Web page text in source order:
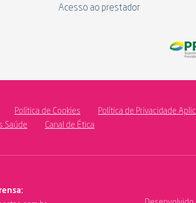
Acesso ao prestador
Política de Cookies
Política de Privacidade
Saúde
Canal de Ética